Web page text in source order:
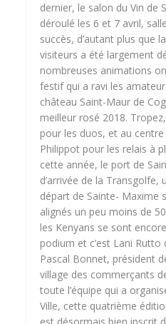
dernier, le salon du Vin de
déroulé les 6 et 7 avril,
succès, d’autant plus que
visiteurs a été largement
nombreuses animations
festif qui a ravi les
château Saint-Maur de
meilleur rosé 2018.
pour les duos, et au
Philippot pour les relais à
cette année, le port de
d’arrivée de la Transgolfe,
départ de Sainte- Maxime
alignés un peu moins de
les Kenyans se sont
podium et c’est Lani Rutto
Pascal Bonnet, président
village des commerçants
toute l’équipe qui a
Ville, cette quatrième